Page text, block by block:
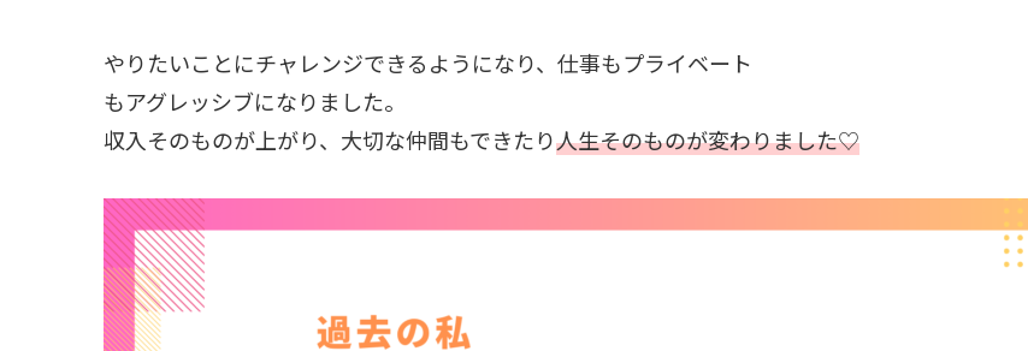
やりたいことにチャレンジできるようになり、仕事もプライベート
もアグレッシブになりました。
収入そのものが上がり、大切な仲間もできたり人生そのものが変わりました♡